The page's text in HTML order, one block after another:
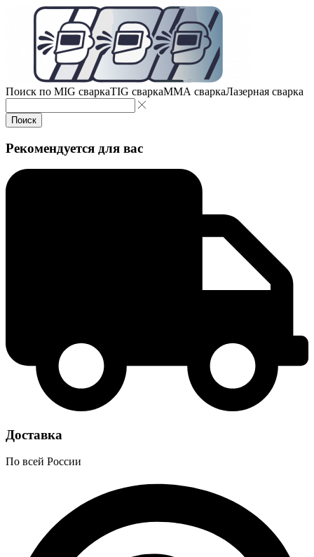
Поиск по MIG сваркаTIG сваркаMMA сваркаЛазерная сварка
Поиск
Рекомендуется для вас
Доставка
По всей России